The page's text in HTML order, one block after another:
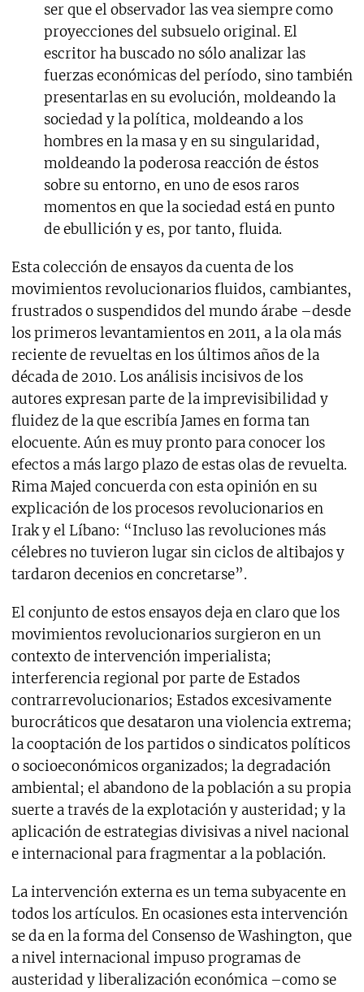
ser que el observador las vea siempre como
proyecciones del subsuelo original. El
escritor ha buscado no sólo analizar las
fuerzas económicas del período, sino también
presentarlas en su evolución, moldeando la
sociedad y la política, moldeando a los
hombres en la masa y en su singularidad,
moldeando la poderosa reacción de éstos
sobre su entorno, en uno de esos raros
momentos en que la sociedad está en punto
de ebullición y es, por tanto, fluida.
Esta colección de ensayos da cuenta de los
movimientos revolucionarios fluidos, cambiantes,
frustrados o suspendidos del mundo árabe –desde
los primeros levantamientos en 2011, a la ola más
reciente de revueltas en los últimos años de la
década de 2010. Los análisis incisivos de los
autores expresan parte de la imprevisibilidad y
fluidez de la que escribía James en forma tan
elocuente. Aún es muy pronto para conocer los
efectos a más largo plazo de estas olas de revuelta.
Rima Majed concuerda con esta opinión en su
explicación de los procesos revolucionarios en
Irak y el Líbano: “Incluso las revoluciones más
célebres no tuvieron lugar sin ciclos de altibajos y
tardaron decenios en concretarse”.
El conjunto de estos ensayos deja en claro que los
movimientos revolucionarios surgieron en un
contexto de intervención imperialista;
interferencia regional por parte de Estados
contrarrevolucionarios; Estados excesivamente
burocráticos que desataron una violencia extrema;
la cooptación de los partidos o sindicatos políticos
o socioeconómicos organizados; la degradación
ambiental; el abandono de la población a su propia
suerte a través de la explotación y austeridad; y la
aplicación de estrategias divisivas a nivel nacional
e internacional para fragmentar a la población.
La intervención externa es un tema subyacente en
todos los artículos. En ocasiones esta intervención
se da en la forma del Consenso de Washington, que
a nivel internacional impuso programas de
austeridad y liberalización económica –como se